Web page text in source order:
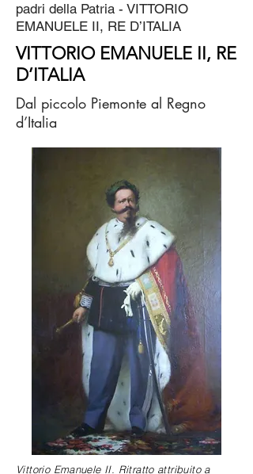
padri della Patria - VITTORIO
EMANUELE II, RE D’ITALIA
VITTORIO EMANUELE II, RE
D’ITALIA
Dal piccolo Piemonte al Regno
d’Italia
Vittorio Emanuele II. Ritratto attribuito a